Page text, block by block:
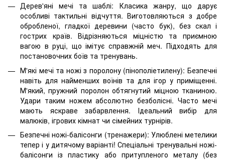
Дерев'яні мечі та шаблі: Класика жанру, що дарує
особливі тактильні відчуття. Виготовляються з добре
обробленої, гладкої деревини (часто бук), без скал і
гострих країв. Відрізняються міцністю та приємною
вагою в руці, що імітує справжній меч. Підходять для
постановочних боїв та тренувань.
М'які мечі та ножі з поролону (пінополіетилену): Безпечні
навіть для найменших воїнів та для ігор у приміщенні.
М'який, пружний поролон обтягнутий міцною тканиною.
Удари таким ножем абсолютно безболісні. Часто мечі
мають яскраве забарвлення. Ідеальний вибір для
малюків, ігрових кімнат чи сімейних турнірів.
Безпечні ножі-балісонги (тренажери): Улюблені метелики
тепер і у дитячому варіанті! Спеціальні тренувальні ножі-
балісонги із пластику або притупленого металу (без